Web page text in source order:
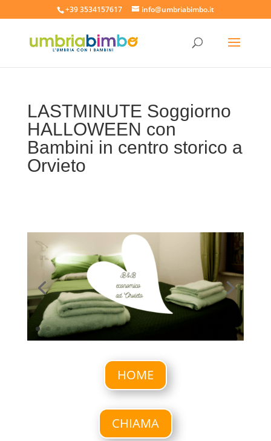
+39 3534157617 info@umbriabimbo.it
LASTMINUTE Soggiorno
HALLOWEEN con
Bambini in centro storico a
Orvieto
HOME
CHIAMA